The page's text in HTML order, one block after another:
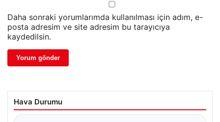
Daha sonraki yorumlarımda kullanılması için adım, e-
posta adresim ve site adresim bu tarayıcıya
kaydedilsin.
Hava Durumu